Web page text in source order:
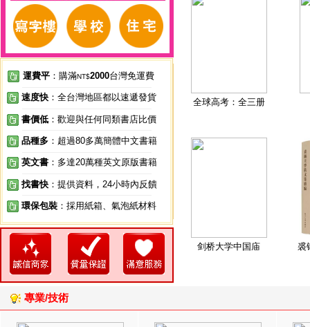
運費平 ：購滿NT$2000台灣免運費
速度快 ：全台灣地區都以速遞發貨
書價低 ：歡迎與任何同類書店比價
品種多 ：超過80多萬簡體中文書籍
英文書 ：多達20萬種英文原版書籍
找書快 ：提供資料，24小時內反饋
環保包裝 ：採用紙箱、氣泡紙材料
全球高考：全三册
剑桥大学中国庙 裘
專業/技術